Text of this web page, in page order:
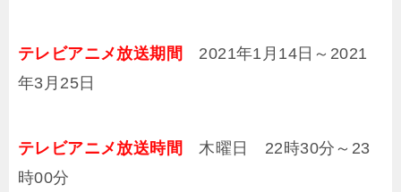
テレビアニメ放送期間 2021年1月14日～2021
年3月25日
テレビアニメ放送時間 木曜日 22時30分～23
時00分